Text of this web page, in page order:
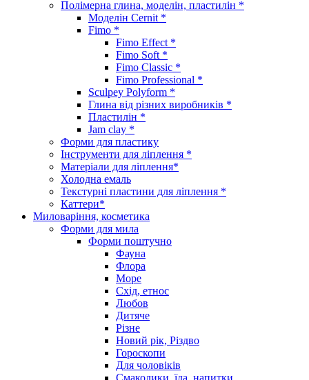
Полімерна глина, моделін, пластилін *
Моделін Cernit *
Fimo *
Fimo Effect *
Fimo Soft *
Fimo Classic *
Fimo Professional *
Sculpey Polyform *
Глина від різних виробників *
Пластилін *
Jam clay *
Форми для пластику
Інструменти для ліплення *
Матеріали для ліплення*
Холодна емаль
Текстурні пластини для ліплення *
Каттери*
Миловаріння, косметика
Форми для мила
Форми поштучно
Фауна
Флора
Море
Схід, етнос
Любов
Дитяче
Різне
Новий рік, Різдво
Гороскопи
Для чоловіків
Смаколики, їда, напитки